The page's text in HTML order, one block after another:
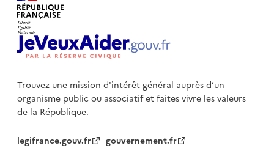
Trouvez une mission d'intérêt général auprès d’un
organisme publicou associatif et faites vivre les valeurs
de la République.
legifrance.gouv.fr
gouvernement.fr